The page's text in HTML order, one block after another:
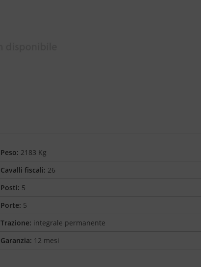
Peso: 2183 Kg
Cavalli fiscali: 26
Posti: 5
Porte: 5
Trazione: integrale permanente
Garanzia: 12 mesi